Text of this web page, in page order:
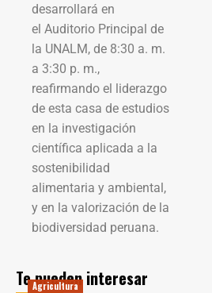
desarrollará en
el Auditorio Principal de
la UNALM, de 8:30 a. m.
a 3:30 p. m.,
reafirmando el liderazgo
de esta casa de estudios
en la investigación
científica aplicada a la
sostenibilidad
alimentaria y ambiental,
y en la valorización de la
biodiversidad peruana.
Te pueden interesar
Agricultura